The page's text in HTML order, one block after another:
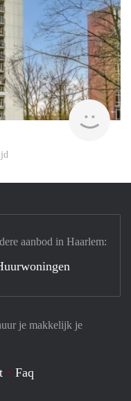
je makkelijk je
Faq
aanbod in Haarlem: